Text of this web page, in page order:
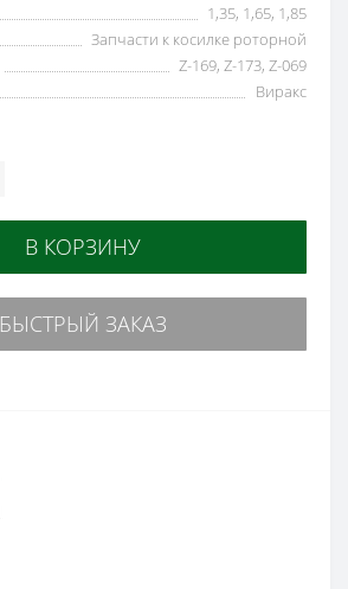
1,35, 1,65, 1,85
Запчасти к косилке роторной
Z-169, Z-173, Z-069
Виракс
В КОРЗИНУ
БЫСТРЫЙ ЗАКАЗ